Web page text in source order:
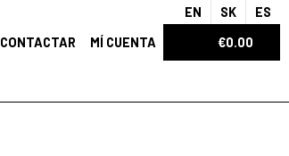
EN SK
ES
CONTACTAR MÍ CUENTA €0.00